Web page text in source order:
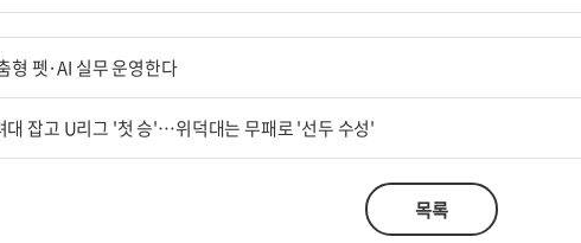
형 펫·AI 실무 운영한다
대 잡고 U리그 '첫 승'…위덕대는 무패로 '선두 수성'
목록